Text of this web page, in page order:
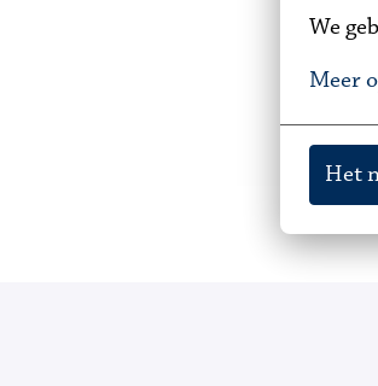
We
Meer
Het